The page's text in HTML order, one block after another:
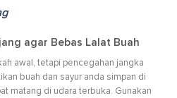
agar Bebas Lalat Buah
awal, tetapi pencegahan jangka
buah dan sayur anda simpan di
matang di udara terbuka. Gunakan